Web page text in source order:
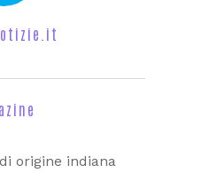
origine indiana